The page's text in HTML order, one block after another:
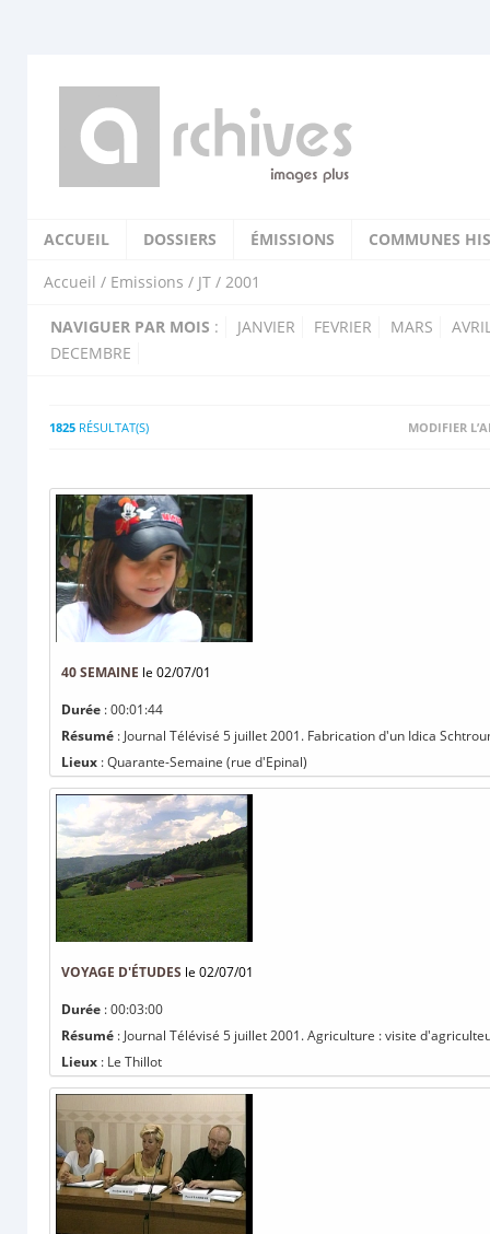
ACCUEIL DOSSIERS ÉMISSIONS COMMUNES
Accueil / Emissions / JT / 2001
NAVIGUER PAR MOIS : JANVIER FEVRIER MARS
DECEMBRE
1825 RÉSULTAT(S) MODIFIER
40 SEMAINE le 02/07/01
Durée : 00:01:44
Résumé : Journal Télévisé 5 juillet 2001. Fabrication d'un Idica
Lieux : Quarante-Semaine (rue d'Epinal)
VOYAGE D'ÉTUDES le 02/07/01
Durée : 00:03:00
Résumé : Journal Télévisé 5 juillet 2001. Agriculture : visite
Lieux : Le Thillot